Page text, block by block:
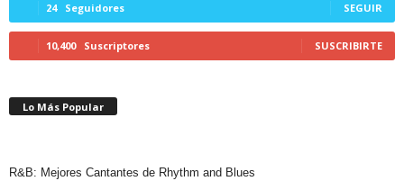
24 Seguidores SEGUIR
10,400 Suscriptores SUSCRIBIRTE
Lo Más Popular
R&B: Mejores Cantantes de Rhythm and Blues